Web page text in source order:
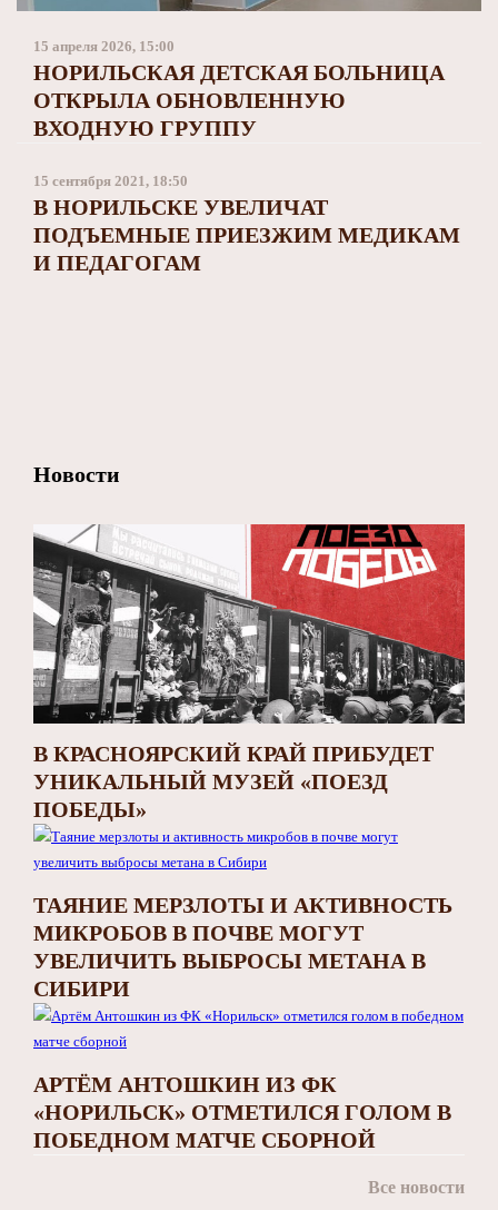
Заполярный театр драмы
15 апреля 2026, 15:00
НОРИЛЬСКАЯ ДЕТСКАЯ БОЛЬНИЦА
ОТКРЫЛА ОБНОВЛЕННУЮ
ВХОДНУЮ ГРУППУ
15 сентября 2021, 18:50
В НОРИЛЬСКЕ УВЕЛИЧАТ
ПОДЪЕМНЫЕ ПРИЕЗЖИМ МЕДИКАМ
И ПЕДАГОГАМ
Новости
В КРАСНОЯРСКИЙ КРАЙ ПРИБУДЕТ
УНИКАЛЬНЫЙ МУЗЕЙ «ПОЕЗД
ПОБЕДЫ»
ТАЯНИЕ МЕРЗЛОТЫ И АКТИВНОСТЬ
МИКРОБОВ В ПОЧВЕ МОГУТ
УВЕЛИЧИТЬ ВЫБРОСЫ МЕТАНА В
СИБИРИ
АРТЁМ АНТОШКИН ИЗ ФК
«НОРИЛЬСК» ОТМЕТИЛСЯ ГОЛОМ В
ПОБЕДНОМ МАТЧЕ СБОРНОЙ
Все новости